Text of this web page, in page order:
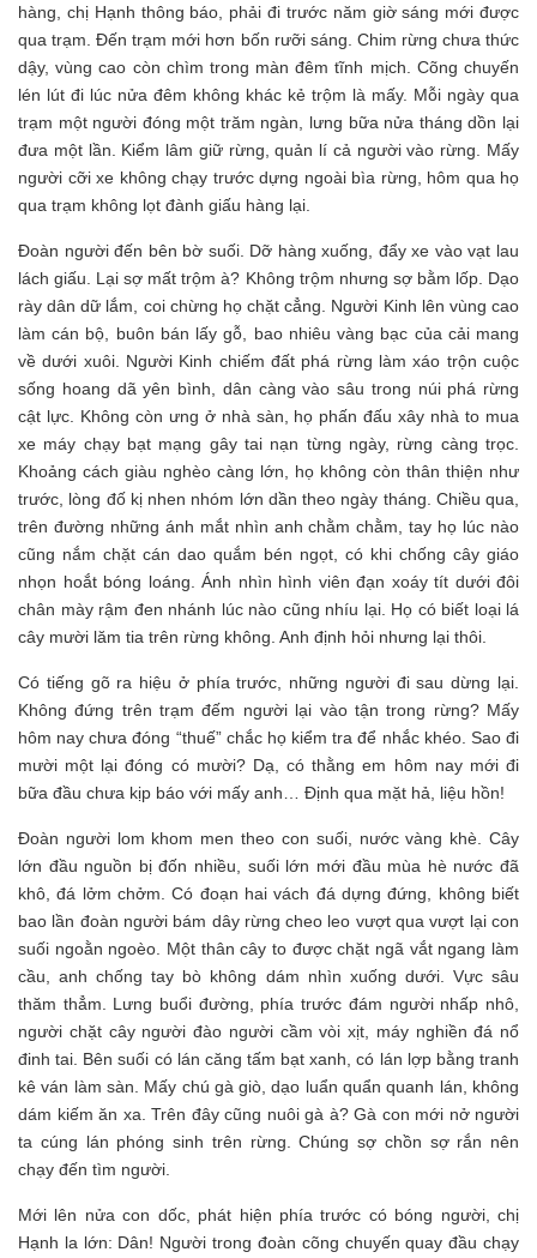
hàng, chị Hạnh thông báo, phải đi trước năm giờ sáng mới được
qua trạm. Đến trạm mới hơn bốn rưỡi sáng. Chim rừng chưa thức
dậy, vùng cao còn chìm trong màn đêm tĩnh mịch. Cõng chuyến
lén lút đi lúc nửa đêm không khác kẻ trộm là mấy. Mỗi ngày qua
trạm một người đóng một trăm ngàn, lưng bữa nửa tháng dồn lại
đưa một lần. Kiểm lâm giữ rừng, quản lí cả người vào rừng. Mấy
người cỡi xe không chạy trước dựng ngoài bìa rừng, hôm qua họ
qua trạm không lọt đành giấu hàng lại.
Đoàn người đến bên bờ suối. Dỡ hàng xuống, đẩy xe vào vạt lau
lách giấu. Lại sợ mất trộm à? Không trộm nhưng sợ bằm lốp. Dạo
rày dân dữ lắm, coi chừng họ chặt cẳng. Người Kinh lên vùng cao
làm cán bộ, buôn bán lấy gỗ, bao nhiêu vàng bạc của cải mang
về dưới xuôi. Người Kinh chiếm đất phá rừng làm xáo trộn cuộc
sống hoang dã yên bình, dân càng vào sâu trong núi phá rừng
cật lực. Không còn ưng ở nhà sàn, họ phấn đấu xây nhà to mua
xe máy chạy bạt mạng gây tai nạn từng ngày, rừng càng trọc.
Khoảng cách giàu nghèo càng lớn, họ không còn thân thiện như
trước, lòng đố kị nhen nhóm lớn dần theo ngày tháng. Chiều qua,
trên đường những ánh mắt nhìn anh chằm chằm, tay họ lúc nào
cũng nắm chặt cán dao quắm bén ngọt, có khi chống cây giáo
nhọn hoắt bóng loáng. Ánh nhìn hình viên đạn xoáy tít dưới đôi
chân mày rậm đen nhánh lúc nào cũng nhíu lại. Họ có biết loại lá
cây mười lăm tia trên rừng không. Anh định hỏi nhưng lại thôi.
Có tiếng gõ ra hiệu ở phía trước, những người đi sau dừng lại.
Không đứng trên trạm đếm người lại vào tận trong rừng? Mấy
hôm nay chưa đóng “thuế” chắc họ kiểm tra để nhắc khéo. Sao đi
mười một lại đóng có mười? Dạ, có thằng em hôm nay mới đi
bữa đầu chưa kịp báo với mấy anh… Định qua mặt hả, liệu hồn!
Đoàn người lom khom men theo con suối, nước vàng khè. Cây
lớn đầu nguồn bị đốn nhiều, suối lớn mới đầu mùa hè nước đã
khô, đá lởm chởm. Có đoạn hai vách đá dựng đứng, không biết
bao lần đoàn người bám dây rừng cheo leo vượt qua vượt lại con
suối ngoằn ngoèo. Một thân cây to được chặt ngã vắt ngang làm
cầu, anh chống tay bò không dám nhìn xuống dưới. Vực sâu
thăm thẳm. Lưng buổi đường, phía trước đám người nhấp nhô,
người chặt cây người đào người cầm vòi xịt, máy nghiền đá nổ
đinh tai. Bên suối có lán căng tấm bạt xanh, có lán lợp bằng tranh
kê ván làm sàn. Mấy chú gà giò, dạo luẩn quẩn quanh lán, không
dám kiếm ăn xa. Trên đây cũng nuôi gà à? Gà con mới nở người
ta cúng lán phóng sinh trên rừng. Chúng sợ chồn sợ rắn nên
chạy đến tìm người.
Mới lên nửa con dốc, phát hiện phía trước có bóng người, chị
Hạnh la lớn: Dân! Người trong đoàn cõng chuyến quay đầu chạy